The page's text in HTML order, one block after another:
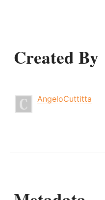
Created By
AngeloCuttitta